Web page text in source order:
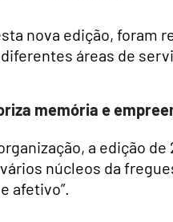
nova edição, foram
áreas de
memória e
a edição
vários núcleos da
afetivo”.